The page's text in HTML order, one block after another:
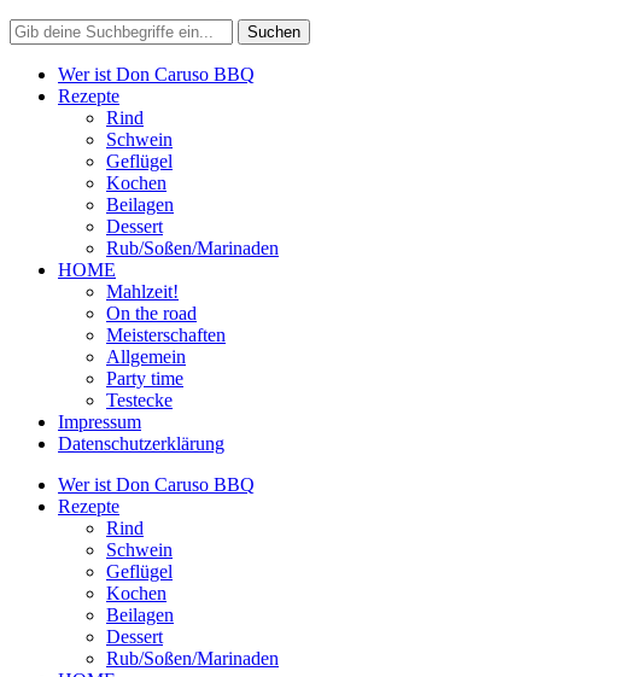
Wer ist Don Caruso BBQ
Rezepte
Rind
Schwein
Geflügel
Kochen
Beilagen
Dessert
Rub/Soßen/Marinaden
HOME
Mahlzeit!
On the road
Meisterschaften
Allgemein
Party time
Testecke
Impressum
Datenschutzerklärung
Wer ist Don Caruso BBQ
Rezepte
Rind
Schwein
Geflügel
Kochen
Beilagen
Dessert
Rub/Soßen/Marinaden